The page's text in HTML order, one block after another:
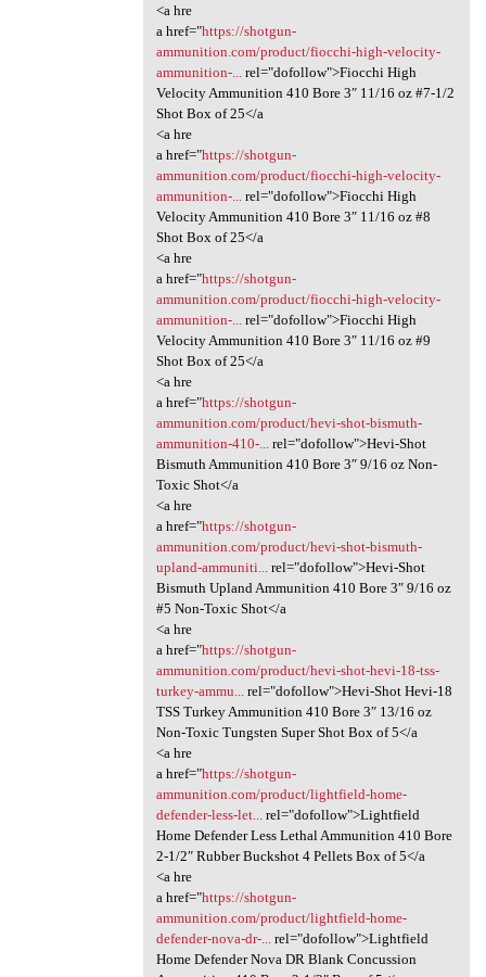
<a hre
a href="https://shotgun-
ammunition.com/product/fiocchi-high-velocity-
ammunition-...rel="dofollow">Fiocchi High
Velocity Ammunition 410 Bore 3″ 11/16 oz #7-1/2
Shot Box of 25</a
<a hre
a href="https://shotgun-
ammunition.com/product/fiocchi-high-velocity-
ammunition-...rel="dofollow">Fiocchi High
Velocity Ammunition 410 Bore 3″ 11/16 oz #8
Shot Box of 25</a
<a hre
a href="https://shotgun-
ammunition.com/product/fiocchi-high-velocity-
ammunition-...rel="dofollow">Fiocchi High
Velocity Ammunition 410 Bore 3″ 11/16 oz #9
Shot Box of 25</a
<a hre
a href="https://shotgun-
ammunition.com/product/hevi-shot-bismuth-
ammunition-410-...rel="dofollow">Hevi-Shot
Bismuth Ammunition 410 Bore 3″ 9/16 oz Non-
Toxic Shot</a
<a hre
a href="https://shotgun-
ammunition.com/product/hevi-shot-bismuth-
upland-ammuniti...rel="dofollow">Hevi-Shot
Bismuth Upland Ammunition 410 Bore 3″ 9/16 oz
#5 Non-Toxic Shot</a
<a hre
a href="https://shotgun-
ammunition.com/product/hevi-shot-hevi-18-tss-
turkey-ammu...rel="dofollow">Hevi-Shot Hevi-18
TSS Turkey Ammunition 410 Bore 3″ 13/16 oz
Non-Toxic Tungsten Super Shot Box of 5</a
<a hre
a href="https://shotgun-
ammunition.com/product/lightfield-home-
defender-less-let...rel="dofollow">Lightfield
Home Defender Less Lethal Ammunition 410 Bore
2-1/2″ Rubber Buckshot 4 Pellets Box of 5</a
<a hre
a href="https://shotgun-
ammunition.com/product/lightfield-home-
defender-nova-dr-...rel="dofollow">Lightfield
Home Defender Nova DR Blank Concussion